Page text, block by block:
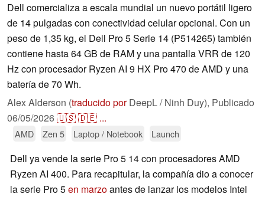
Dell comercializa a escala mundial un nuevo portátil ligero
de 14 pulgadas con conectividad celular opcional. Con un
peso de 1,35 kg, el Dell Pro 5 Serie 14 (P514265) también
contiene hasta 64 GB de RAM y una pantalla VRR de 120
Hz con procesador Ryzen AI 9 HX Pro 470 de AMD y una
batería de 70 Wh.
Alex Alderson (traducido porDeepL / Ninh Duy), Publicado
06/05/2026🇺🇸🇩🇪 ...
AMD Zen 5 Laptop / Notebook Launch
Dell ya vende la serie Pro 5 14 con procesadores AMD
Ryzen AI 400. Para recapitular, la compañía dio a conocer
la serie Pro 5en marzoantes de lanzar los modelos Intel